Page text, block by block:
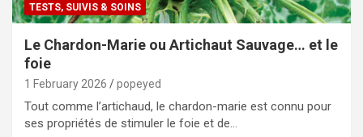
TESTS, SUIVIS & SOINS
Le Chardon-Marie ou Artichaut Sauvage… et le
foie
1 February 2026 popeyed
Tout comme l’artichaud, le chardon-marie est connu pour
ses propriétés de stimuler le foie et de…